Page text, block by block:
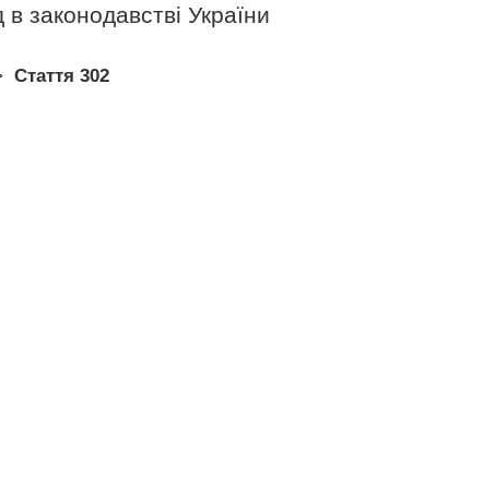
в законодавстві України
Стаття 302